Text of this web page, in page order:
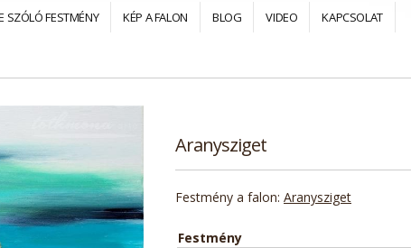
SZÓLÓ FESTMÉNY KÉP A FALON BLOG VIDEO KAPCSOLAT
Aranysziget
Festmény a falon: Aranysziget
Festmény